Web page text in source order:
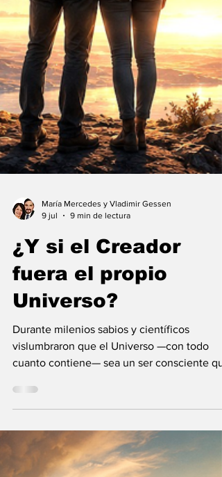
María Mercedes y Vladimir Gessen
9 jul
9 min de lectura
¿Y si el Creador
fuera el propio
Universo?
Durante milenios sabios y científicos
cuanto contiene— sea un ser consciente
se creó a sí mismo